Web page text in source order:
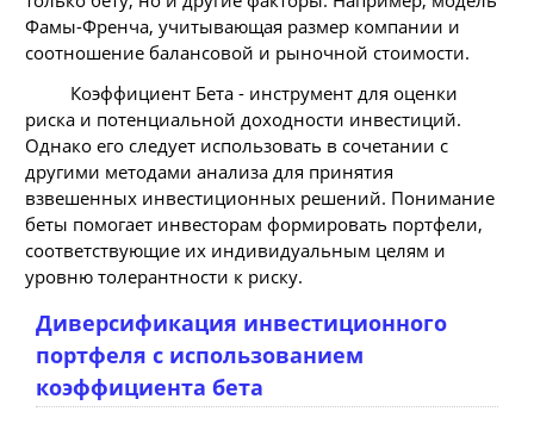
Фамы-Френча, учитывающая размер компании и
соотношение балансовой и рыночной стоимости.
Коэффициент Бета - инструмент для оценки
риска и потенциальной доходности инвестиций.
Однако его следует использовать в сочетании с
другими методами анализа для принятия
взвешенных инвестиционных решений. Понимание
беты помогает инвесторам формировать портфели,
соответствующие их индивидуальным целям и
уровню толерантности к риску.
Диверсификация инвестиционного
портфеля с использованием
коэффициента бета